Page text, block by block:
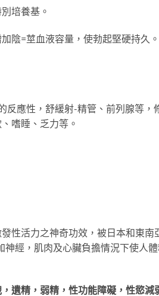
培養基。
陰=莖血液容量，使勃起堅硬持久
應性，舒緩射-精管、前列腺等，
嗜睡、乏力等。
性活力之神奇功效，被日本和東南
經，肌肉及心臟負擔情況下使人
遺精，弱精，性功能障礙，性慾減